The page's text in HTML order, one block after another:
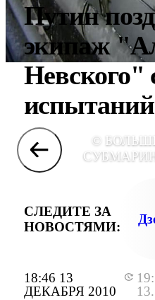
18:46 13
ДЕКАБРЯ 2010
Путин
экипаж
Невского"
испытаний
©
СЛЕДИТЕ ЗА
НОВОСТЯМИ: